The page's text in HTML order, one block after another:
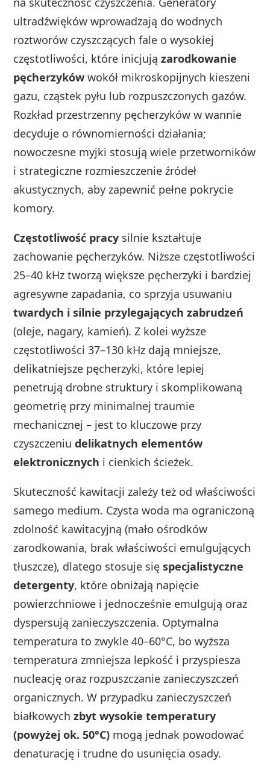
ultradźwięków wprowadzają do wodnych
roztworów czyszczących fale o wysokiej
częstotliwości, które inicjujązarodkowanie
pęcherzyków wokół mikroskopijnych kieszeni
gazu, cząstek pyłu lub rozpuszczonych gazów.
Rozkład przestrzenny pęcherzyków w wannie
decyduje o równomierności działania;
nowoczesne myjki stosują wiele przetworników
i strategiczne rozmieszczenie źródeł
akustycznych, aby zapewnić pełne pokrycie
komory.
Częstotliwość pracy silnie kształtuje
zachowanie pęcherzyków. Niższe częstotliwości
25–40 kHz tworzą większe pęcherzyki i bardziej
agresywne zapadania, co sprzyja usuwaniu
twardych i silnie przylegających zabrudzeń
(oleje, nagary, kamień). Z kolei wyższe
częstotliwości 37–130 kHz dają mniejsze,
delikatniejsze pęcherzyki, które lepiej
penetrują drobne struktury i skomplikowaną
geometrię przy minimalnej traumie
mechanicznej – jest to kluczowe przy
czyszczeniudelikatnych elementów
elektronicznych i cienkich ścieżek.
Skuteczność kawitacji zależy też od właściwości
samego medium. Czysta woda ma ograniczoną
zdolność kawitacyjną (mało ośrodków
zarodkowania, brak właściwości emulgujących
tłuszcze), dlatego stosuje sięspecjalistyczne
detergenty, które obniżają napięcie
powierzchniowe i jednocześnie emulgują oraz
dyspersują zanieczyszczenia. Optymalna
temperatura to zwykle 40–60°C, bo wyższa
temperatura zmniejsza lepkość i przyspiesza
nucleację oraz rozpuszczanie zanieczyszczeń
organicznych. W przypadku zanieczyszczeń
białkowychzbyt wysokie temperatury
(powyżej ok. 50°C) mogą jednak powodować
denaturację i trudne do usunięcia osady.